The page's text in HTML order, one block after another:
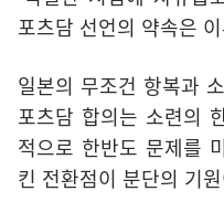
포츠담 선언의 약속은
일본의 무조건 항복과
포츠담 합의는 소련의
적으로 한반도 문제를
킨 전환점이 분단의 기